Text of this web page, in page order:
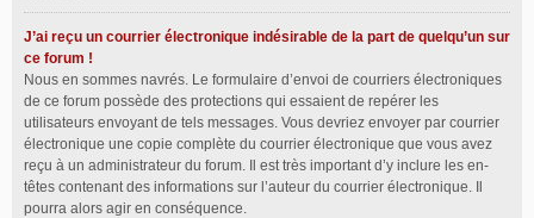
J’ai reçu un courrier électronique indésirable de la part de quelqu’un sur
ce forum !
Nous en sommes navrés. Le formulaire d’envoi de courriers électroniques
de ce forum possède des protections qui essaient de repérer les
utilisateurs envoyant de tels messages. Vous devriez envoyer par courrier
électronique une copie complète du courrier électronique que vous avez
reçu à un administrateur du forum. Il est très important d’y inclure les en-
têtes contenant des informations sur l’auteur du courrier électronique. Il
pourra alors agir en conséquence.